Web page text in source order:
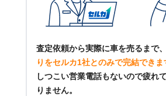
査定依頼から実際に車を売るまで、
りをセルカ1社とのみで完結できま
しつこい営業電話もないので疲れ
りません。